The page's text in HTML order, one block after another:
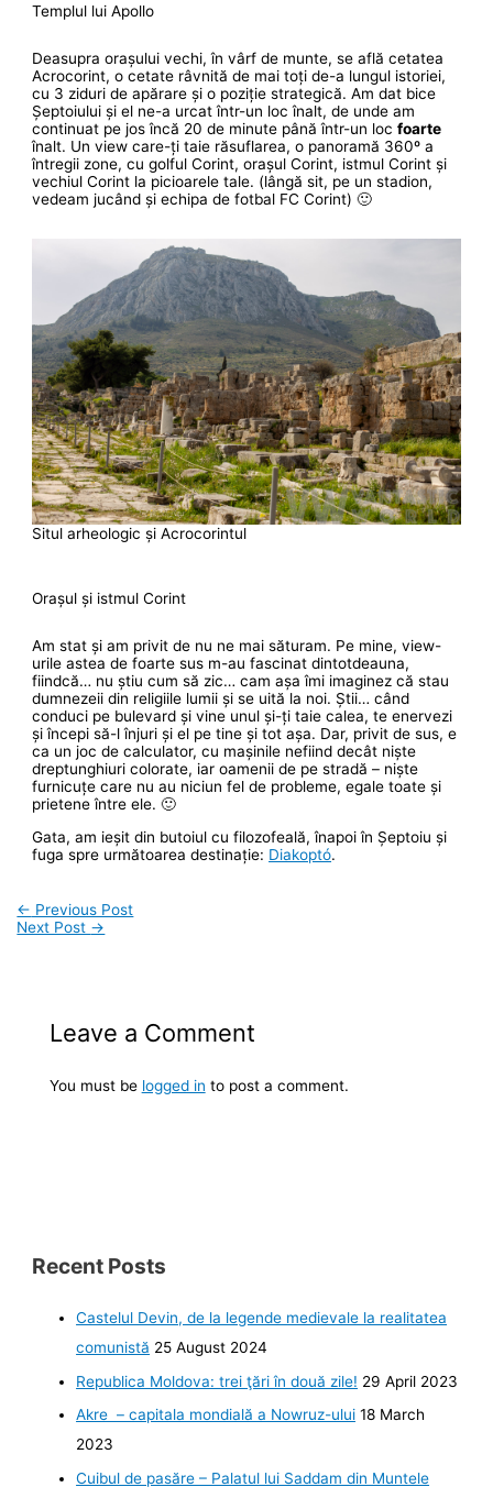
Templul lui Apollo
Deasupra orașului vechi, în vârf de munte, se află cetatea
Acrocorint, o cetate râvnită de mai toți de-a lungul istoriei,
cu 3 ziduri de apărare și o poziție strategică. Am dat bice
Șeptoiului și el ne-a urcat într-un loc înalt, de unde am
continuat pe jos încă 20 de minute până într-un locfoarte
înalt. Un view care-ți taie răsuflarea, o panoramă 360º a
întregii zone, cu golful Corint, orașul Corint, istmul Corint și
vechiul Corint la picioarele tale. (lângă sit, pe un stadion,
vedeam jucând și echipa de fotbal FC Corint) 🙂
Situl arheologic și Acrocorintul
Orașul și istmul Corint
Am stat și am privit de nu ne mai săturam. Pe mine, view-
urile astea de foarte sus m-au fascinat dintotdeauna,
fiindcă… nu știu cum să zic… cam așa îmi imaginez că stau
dumnezeii din religiile lumii și se uită la noi. Știi… când
conduci pe bulevard și vine unul și-ți taie calea, te enervezi
și începi să-l înjuri și el pe tine și tot așa. Dar, privit de sus, e
ca un joc de calculator, cu mașinile nefiind decât niște
dreptunghiuri colorate, iar oamenii de pe stradă – niște
furnicuțe care nu au niciun fel de probleme, egale toate și
prietene între ele. 🙂
Gata, am ieșit din butoiul cu filozofeală, înapoi în Șeptoiu și
fuga spre următoarea destinație: Diakoptó.
← Previous Post
Next Post →
Leave a Comment
You must be logged in to post a comment.
Recent Posts
Castelul Devin, de la legende medievale la realitatea
comunistă 25 August 2024
Republica Moldova: trei ţări în două zile! 29 April 2023
Akre – capitala mondială a Nowruz-ului 18 March
2023
Cuibul de pasăre – Palatul lui Saddam din Muntele